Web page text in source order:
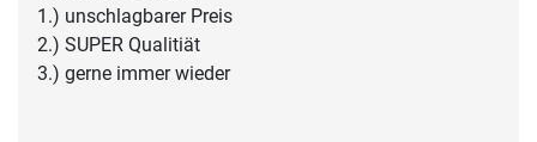
1.) unschlagbarer Preis
2.) SUPER Qualitiät
3.) gerne immer wieder